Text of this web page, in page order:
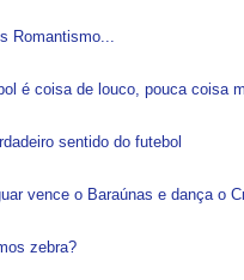
Romantismo...
é coisa de louco, pouca coisa
sentido do futebol
vence o Baraúnas e dança o
zebra?